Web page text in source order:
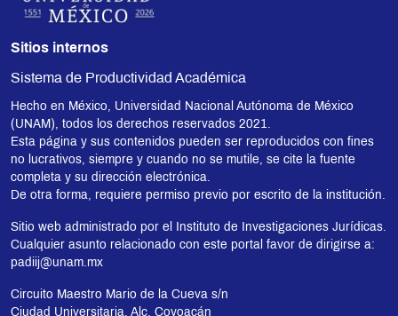
Sitios internos
Sistema de Productividad Académica
Hecho en México, Universidad Nacional Autónoma de México
(UNAM), todos los derechos reservados 2021.
Esta página y sus contenidos pueden ser reproducidos con fines
no lucrativos, siempre y cuando no se mutile, se cite la fuente
completa y su dirección electrónica.
De otra forma, requiere permiso previo por escrito de la institución.
Sitio web administrado por el Instituto de Investigaciones Jurídicas.
Cualquier asunto relacionado con este portal favor de dirigirse a:
padiij@unam.mx
Circuito Maestro Mario de la Cueva s/n
Ciudad Universitaria, Alc. Coyoacán